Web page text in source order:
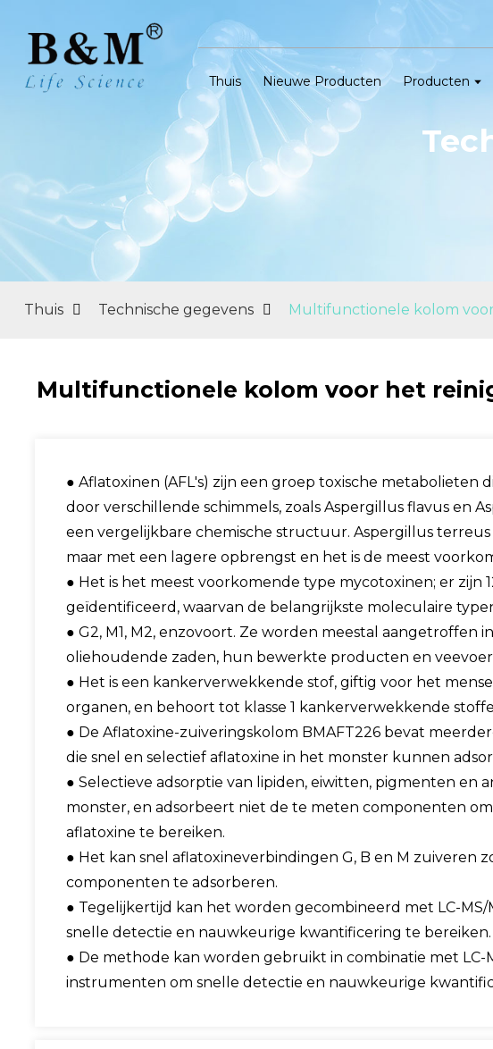
Thuis Nieuwe Producten Producten
Thuis Technische gegevens Multifunctionele kolom
Multifunctionele kolom voor het
● Aflatoxinen (AFL's) zijn een groep toxische metabolieten
door verschillende schimmels, zoals Aspergillus flavus en
een vergelijkbare chemische structuur. Aspergillus
maar met een lagere opbrengst en het is de meest
● Het is het meest voorkomende type mycotoxinen; er zijn
geïdentificeerd, waarvan de belangrijkste moleculaire typen
● G2, M1, M2, enzovoort. Ze worden meestal aangetroffen
oliehoudende zaden, hun bewerkte producten en
● Het is een kankerverwekkende stof, giftig voor het
organen, en behoort tot klasse 1 kankerverwekkende
● De Aflatoxine-zuiveringskolom BMAFT226 bevat
die snel en selectief aflatoxine in het monster kunnen
● Selectieve adsorptie van lipiden, eiwitten, pigmenten en
monster, en adsorbeert niet de te meten componenten
aflatoxine te bereiken.
● Het kan snel aflatoxineverbindingen G, B en M zuiveren
componenten te adsorberen.
● Tegelijkertijd kan het worden gecombineerd met LC-MS/
snelle detectie en nauwkeurige kwantificering te bereiken.
● De methode kan worden gebruikt in combinatie met LC-
instrumenten om snelle detectie en nauwkeurige